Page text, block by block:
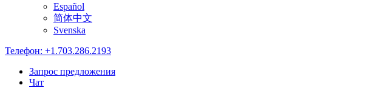
Español
简体中文
Svenska
Телефон: +1.703.286.2193
Запрос предложения
Чат